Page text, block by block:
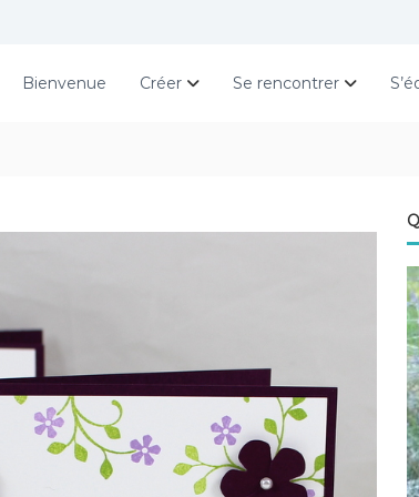
Bienvenue Créer Se rencontrer